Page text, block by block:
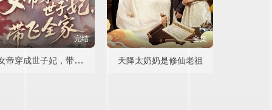
完结
女帝穿成世子妃，带飞全家
全集
天降太奶奶是修仙老祖